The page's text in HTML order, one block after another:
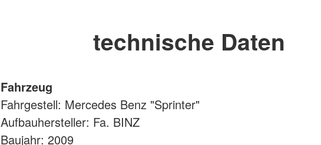
technische Daten
Fahrzeug
Fahrgestell: Mercedes Benz "Sprinter"
Aufbauhersteller: Fa. BINZ
Baujahr: 2009